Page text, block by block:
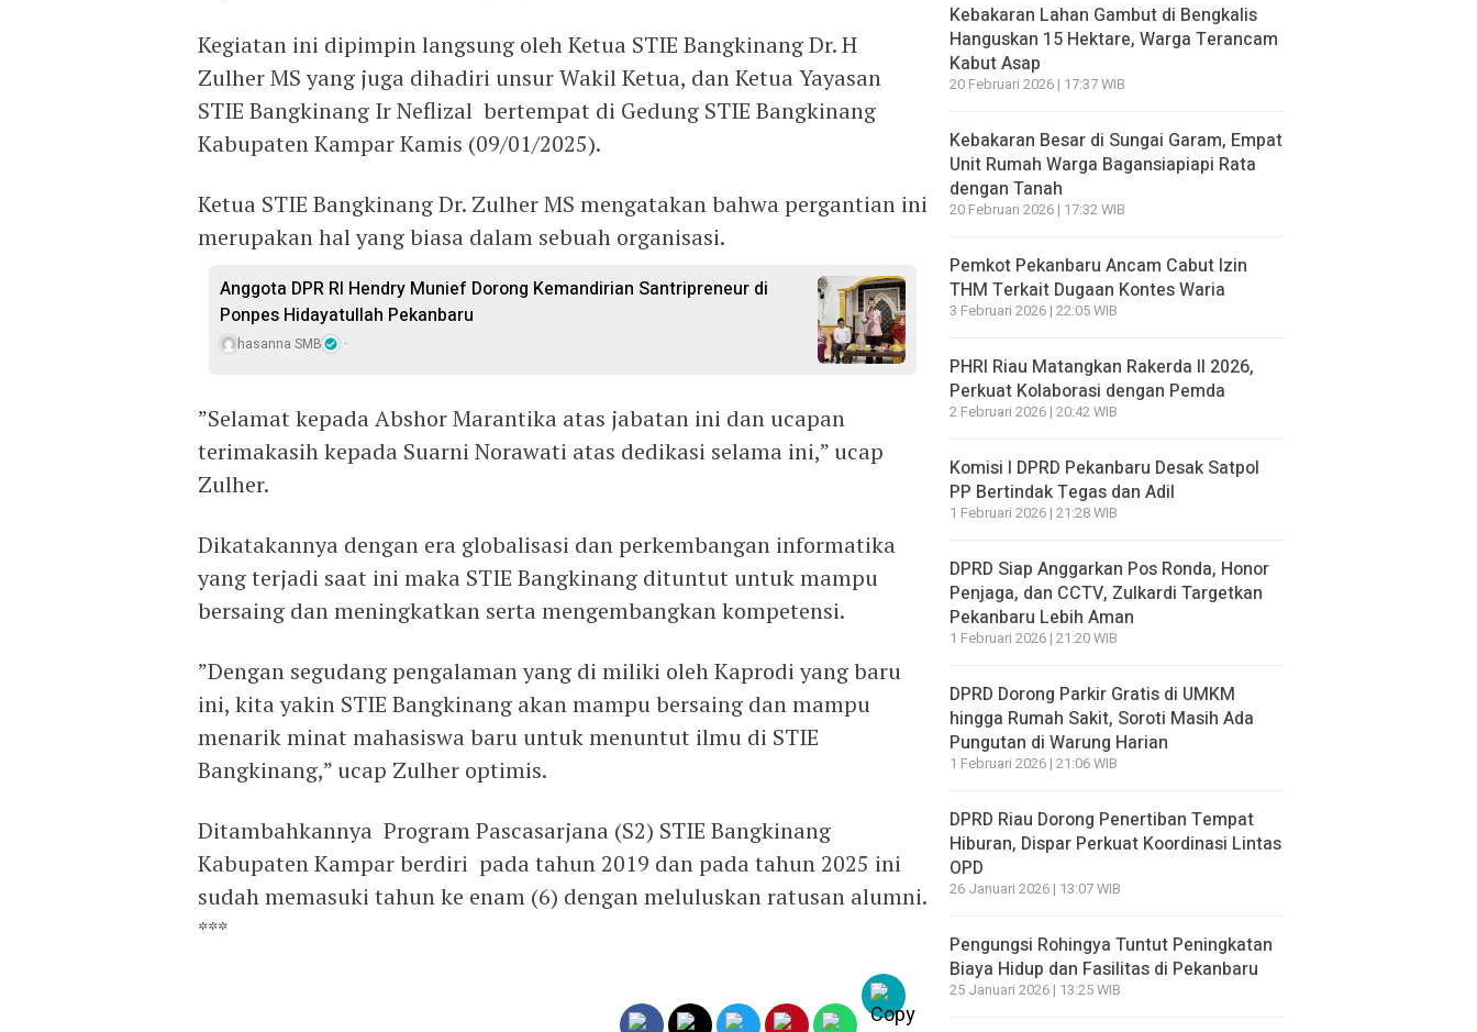
Kegiatan ini dipimpin langsung oleh Ketua STIE Bangkinang Dr. H
Zulher MS yang juga dihadiri unsur Wakil Ketua, dan Ketua Yayasan
STIE Bangkinang Ir Neflizal bertempat di Gedung STIE Bangkinang
Kabupaten Kampar Kamis (09/01/2025).
Ketua STIE Bangkinang Dr. Zulher MS mengatakan bahwa pergantian ini
merupakan hal yang biasa dalam sebuah organisasi.
Anggota DPR RI Hendry Munief Dorong Kemandirian Santripreneur di
Ponpes Hidayatullah Pekanbaru
hasanna SMB
”Selamat kepada Abshor Marantika atas jabatan ini dan ucapan
terimakasih kepada Suarni Norawati atas dedikasi selama ini,” ucap
Zulher.
Dikatakannya dengan era globalisasi dan perkembangan informatika
yang terjadi saat ini maka STIE Bangkinang dituntut untuk mampu
bersaing dan meningkatkan serta mengembangkan kompetensi.
”Dengan segudang pengalaman yang di miliki oleh Kaprodi yang baru
ini, kita yakin STIE Bangkinang akan mampu bersaing dan mampu
menarik minat mahasiswa baru untuk menuntut ilmu di STIE
Bangkinang,” ucap Zulher optimis.
Ditambahkannya Program Pascasarjana (S2) STIE Bangkinang
Kabupaten Kampar berdiri pada tahun 2019 dan pada tahun 2025 ini
sudah memasuki tahun ke enam (6) dengan meluluskan ratusan alumni.
***
Kebakaran Lahan Gambut di Bengkalis
Hanguskan 15 Hektare, Warga Terancam
Kabut Asap
20 Februari 2026 | 17:37 WIB
Kebakaran Besar di Sungai Garam, Empat
Unit Rumah Warga Bagansiapiapi Rata
dengan Tanah
20 Februari 2026 | 17:32 WIB
Pemkot Pekanbaru Ancam Cabut Izin
THM Terkait Dugaan Kontes Waria
3 Februari 2026 | 22:05 WIB
PHRI Riau Matangkan Rakerda II 2026,
Perkuat Kolaborasi dengan Pemda
2 Februari 2026 | 20:42 WIB
Komisi I DPRD Pekanbaru Desak Satpol
PP Bertindak Tegas dan Adil
1 Februari 2026 | 21:28 WIB
DPRD Siap Anggarkan Pos Ronda, Honor
Penjaga, dan CCTV, Zulkardi Targetkan
Pekanbaru Lebih Aman
1 Februari 2026 | 21:20 WIB
DPRD Dorong Parkir Gratis di UMKM
hingga Rumah Sakit, Soroti Masih Ada
Pungutan di Warung Harian
1 Februari 2026 | 21:06 WIB
DPRD Riau Dorong Penertiban Tempat
Hiburan, Dispar Perkuat Koordinasi Lintas
OPD
26 Januari 2026 | 13:07 WIB
Pengungsi Rohingya Tuntut Peningkatan
Biaya Hidup dan Fasilitas di Pekanbaru
25 Januari 2026 | 13:25 WIB